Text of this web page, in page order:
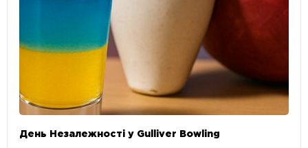
День Незалежності у Gulliver Bowling